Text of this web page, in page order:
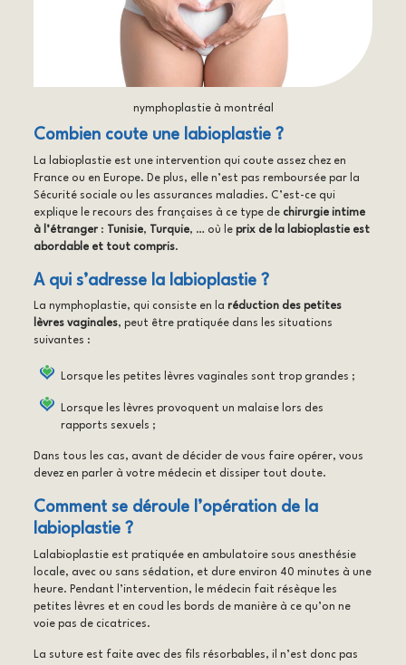
nymphoplastie à montréal
Combien coute une labioplastie ?
La labioplastie est une intervention qui coute assez chez en
France ou en Europe. De plus, elle n’est pas remboursée par la
Sécurité sociale ou les assurances maladies. C’est-ce qui
explique le recours des françaises à ce type de chirurgie intime
à l’étranger: Tunisie, Turquie, … où le prix de la labioplastie est
abordable et tout compris.
A qui s’adresse la labioplastie ?
La nymphoplastie, qui consiste en la réduction des petites
lèvres vaginales, peut être pratiquée dans les situations
suivantes :
Lorsque les petites lèvres vaginales sont trop grandes ;
Lorsque les lèvres provoquent un malaise lors des
rapports sexuels ;
Dans tous les cas, avant de décider de vous faire opérer, vous
devez en parler à votre médecin et dissiper tout doute.
Comment se déroule l’opération de la
labioplastie ?
Lalabioplastie est pratiquée en ambulatoire sous anesthésie
locale, avec ou sans sédation, et dure environ 40 minutes à une
heure. Pendant l’intervention, le médecin fait résèque les
petites lèvres et en coud les bords de manière à ce qu’on ne
voie pas de cicatrices.
La suture est faite avec des fils résorbables, il n’est donc pas